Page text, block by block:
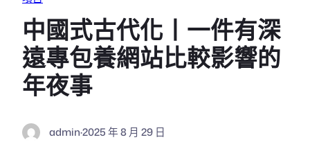
中國式古代化丨一件有深
遠專包養網站比較影響的
年夜事
admin·2025 年 8 月 29 日